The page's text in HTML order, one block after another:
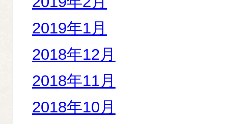
2019年1月
2018年12月
2018年11月
2018年10月